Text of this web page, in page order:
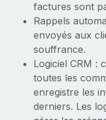
factures sont
Rappels
envoyés aux
souffrance.
Logiciel CRM :
toutes les
enregistre les
derniers. Les